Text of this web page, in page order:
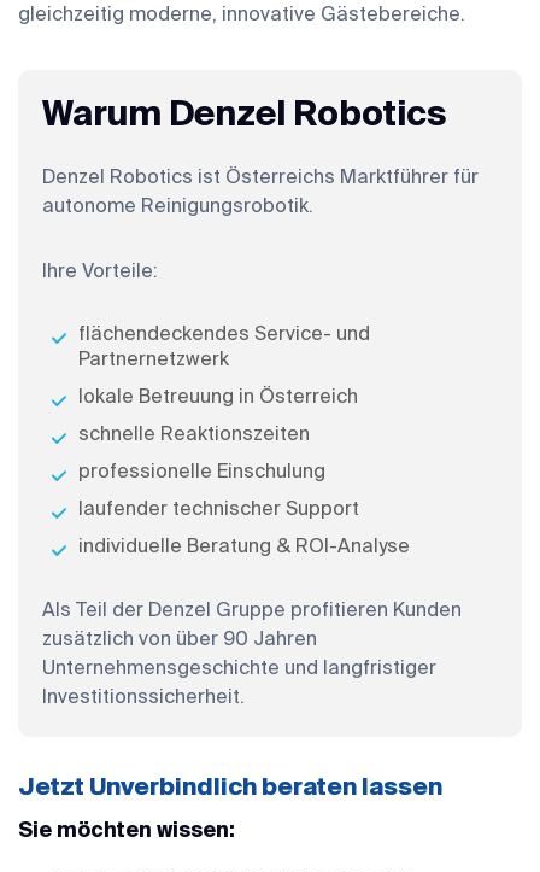
gleichzeitig moderne, innovative Gästebereiche.
Warum Denzel Robotics
Denzel Robotics ist Österreichs Marktführer für
autonome Reinigungsrobotik.
Ihre Vorteile:
flächendeckendes Service- und
Partnernetzwerk
lokale Betreuung in Österreich
schnelle Reaktionszeiten
professionelle Einschulung
laufender technischer Support
individuelle Beratung & ROI-Analyse
Als Teil der Denzel Gruppe profitieren Kunden
zusätzlich von über 90 Jahren
Unternehmensgeschichte und langfristiger
Investitionssicherheit.
Jetzt Unverbindlich beraten lassen
Sie möchten wissen: